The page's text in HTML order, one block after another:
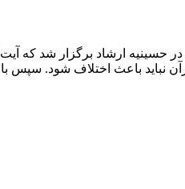
ارشاد برگزار شد که
باعث اختلاف شود. سپس با